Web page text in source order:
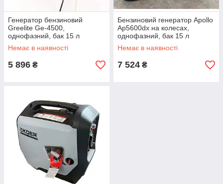
Генератор бензиновий
Greelite Ge-4500,
однофазний, бак 15 л
Немає в наявності
5 896 ₴
Бензиновий генератор Apollo
Ap5600dx на колесах,
однофазний, бак 15 л
Немає в наявності
7 524 ₴